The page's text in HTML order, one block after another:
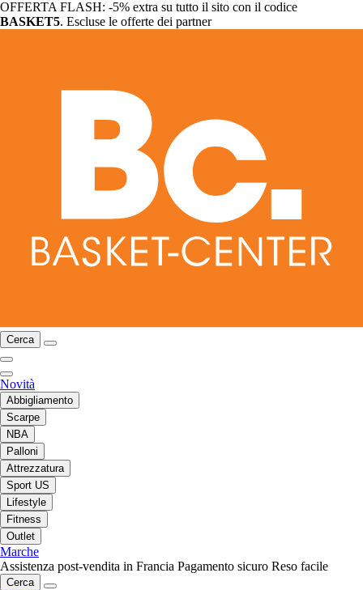
OFFERTA FLASH: -5% extra su tutto il sito con il codice
BASKET5. Escluse le offerte dei partner
Cerca
Novità
Abbigliamento
Scarpe
NBA
Palloni
Attrezzatura
Sport US
Lifestyle
Fitness
Outlet
Marche
Assistenza post-vendita in Francia Pagamento sicuro Reso facile
Cerca